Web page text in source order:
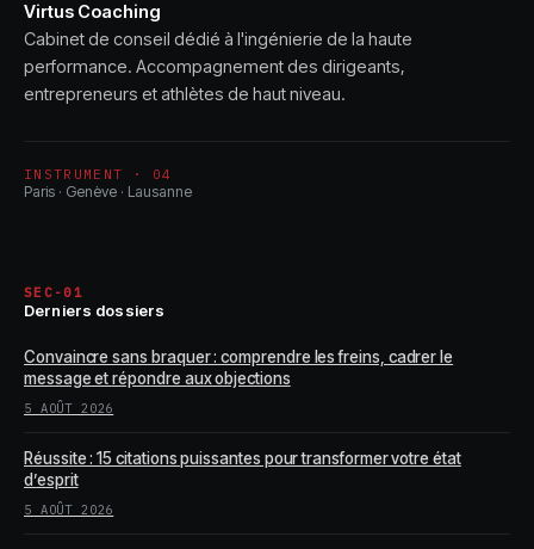
Virtus Coaching
Cabinet de conseil dédié à l'ingénierie de la haute
performance. Accompagnement des dirigeants,
entrepreneurs et athlètes de haut niveau.
INSTRUMENT · 04
Paris · Genève · Lausanne
SEC-01
Derniers dossiers
Convaincre sans braquer : comprendre les freins, cadrer le
message et répondre aux objections
5 AOÛT 2026
Réussite : 15 citations puissantes pour transformer votre état
d’esprit
5 AOÛT 2026